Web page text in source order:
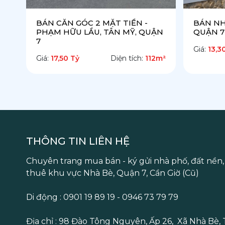
BÁN CĂN GÓC 2 MẶT TIỀN -
PHẠM HỮU LẦU, TÂN MỸ, QUẬN
7
Giá: 17,50 Tỷ Diện tích: 112m²
BÁN
QUẬN 7
Giá:
THÔNG TIN LIÊN HỆ
Chuyên trang mua bán - ký gửi nhà phố, đất
thuê khu vực Nhà Bè, Quận 7, Cần Giờ (Cũ)
Di động : 0901 19 89 19 - 0946 73 79 79
Địa chỉ : 98 Đào Tông Nguyên, Ấp 26, Xã Nhà Bè,